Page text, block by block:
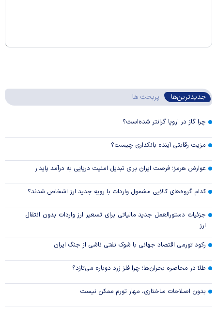
جدیدترین‌ها پربحث ها
چرا گاز در اروپا گرانتر شده‌است؟
مزیت رقابتی آینده بانکداری چیست؟
عوارض هرمز؛ فرصت ایران برای تبدیل امنیت دریایی به درآمد پایدار
کدام گروه‌های کالایی مشمول واردات با رویه جدید ارز اشخاص شدند؟
جزئیات دستورالعمل جدید مالیاتی برای تسعیر ارز واردات بدون انتقال
ارز
رکود تورمی اقتصاد جهانی با شوک نفتی ناشی از جنگ ایران
طلا در محاصره بحران‌ها؛ چرا فلز زرد دوباره می‌تازد؟
بدون اصلاحات ساختاری، مهار تورم ممکن نیست